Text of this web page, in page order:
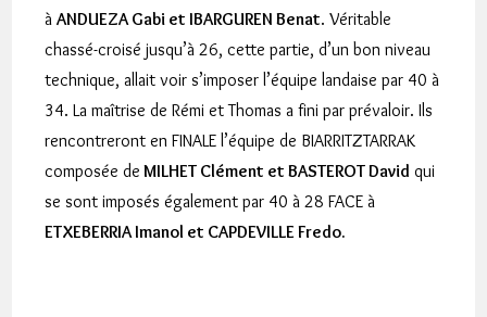
àANDUEZA Gabi et IBARGUREN Benat. Véritable
chassé-croisé jusqu’à 26, cette partie, d’un bon niveau
technique, allait voir s’imposer l’équipe landaise par 40 à
34. La maîtrise de Rémi et Thomas a fini par prévaloir. Ils
rencontreront en FINALE l’équipe de BIARRITZTARRAK
composée de MILHET Clément et BASTEROT David qui
se sont imposés également par 40 à 28 FACE à
ETXEBERRIA Imanol et CAPDEVILLE Fredo.